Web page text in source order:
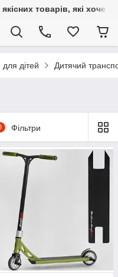
товарів, які
дітей Дитячий
Фільтри